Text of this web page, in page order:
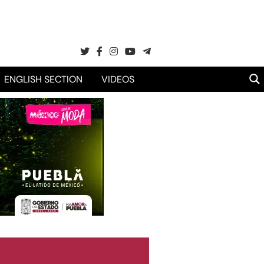
ENGLISH SECTION VIDEOS